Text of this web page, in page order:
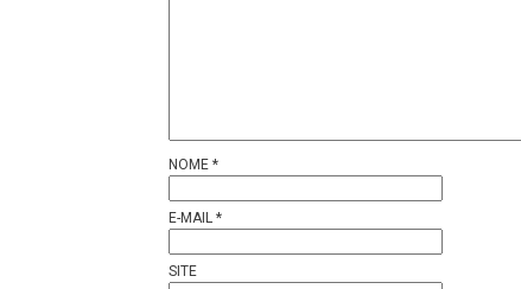
NOME *
E-MAIL *
SITE